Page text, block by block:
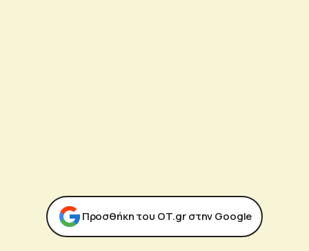
Προσθήκη του ΟΤ.gr στην Google